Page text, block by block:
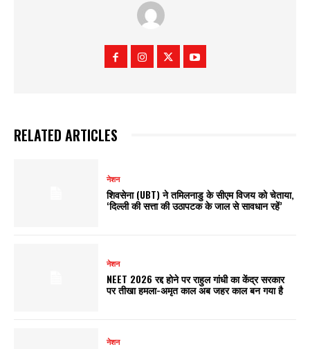
RELATED ARTICLES
नेशन
शिवसेना (UBT) ने तमिलनाडु के सीएम विजय को चेताया,
‘दिल्ली की सत्ता की उठापटक के जाल से सावधान रहें’
नेशन
NEET 2026 रद्द होने पर राहुल गांधी का केंद्र सरकार
पर तीखा हमला-अमृत काल अब जहर काल बन गया है
नेशन